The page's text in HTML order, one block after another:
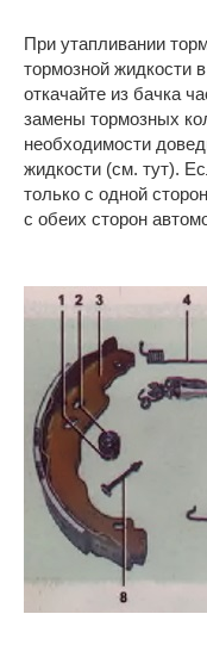
При утапливании
тормозной жидкости
откачайте из бачка
замены тормозных
необходимости
жидкости (см. тут).
только с одной
с обеих сторон